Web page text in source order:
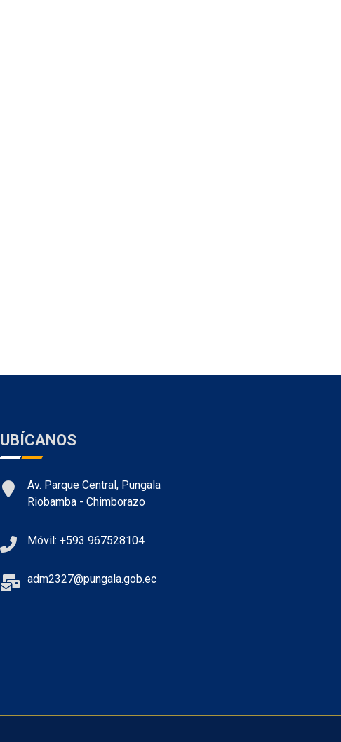
UBÍCANOS
Av. Parque Central, Pungala
Riobamba - Chimborazo
Móvil: +593 967528104
adm2327@pungala.gob.ec